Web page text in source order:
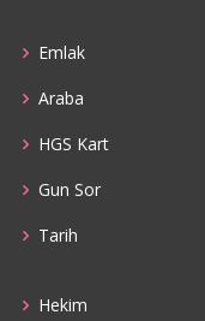
Emlak
Araba
HGS Kart
Gun Sor
Tarih
Hekim